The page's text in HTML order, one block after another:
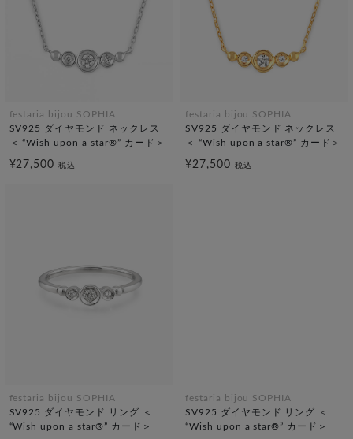
festaria bijou SOPHIA
SV925 ダイヤモンド ネックレス
＜ “Wish upon a star®” カード＞
¥27,500税込
festaria bijou SOPHIA
SV925 ダイヤモンド ネックレス
＜ “Wish upon a star®” カード＞
¥27,500 税込
festaria bijou SOPHIA
SV925 ダイヤモンド リング ＜
“Wish upon a star®” カード＞
festaria bijou SOPHIA
SV925 ダイヤモンド リング ＜
“Wish upon a star®” カード＞